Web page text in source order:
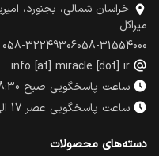
خراسان شمالی، بجنورد،
میراکل
058-31554000
058-32249306
info [at] miracle [dot] ir
ساعت پاسخگویی صبح 8:30 الی 13:30
ساعت پاسخگویی عصر 17 الی 21
دسته‌های محصولات